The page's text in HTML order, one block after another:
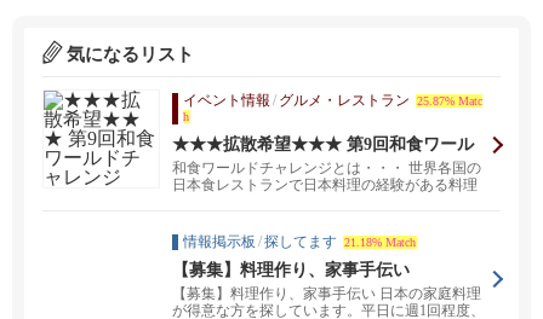
気になるリスト
イベント情報 / グルメ・レストラン
25.87% Matc
h
★★★拡散希望★★★ 第9回和食ワール
ドチャレンジ
和食ワールドチャレンジとは・・・ 世界各国の
日本食レストランで日本料理の経験がある料理
情報掲示板 /探してます 21.18% Match
【募集】料理作り、家事手伝い
【募集】料理作り、家事手伝い 日本の家庭料理
が得意な方を探しています。平日に週1回程度、